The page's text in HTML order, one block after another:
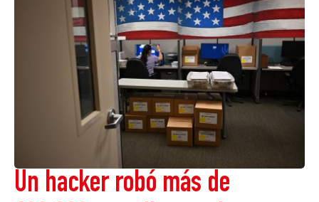
Un hacker robó más de